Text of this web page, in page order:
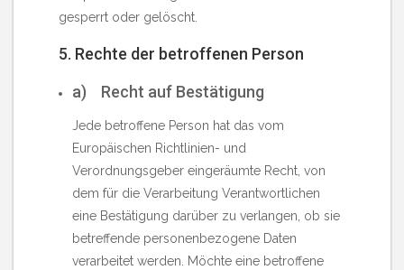
gesperrt oder gelöscht.
5. Rechte der betroffenen Person
a) Recht auf Bestätigung
Jede betroffene Person hat das vom
Europäischen Richtlinien- und
Verordnungsgeber eingeräumte Recht, von
dem für die Verarbeitung Verantwortlichen
eine Bestätigung darüber zu verlangen, ob sie
betreffende personenbezogene Daten
verarbeitet werden. Möchte eine betroffene